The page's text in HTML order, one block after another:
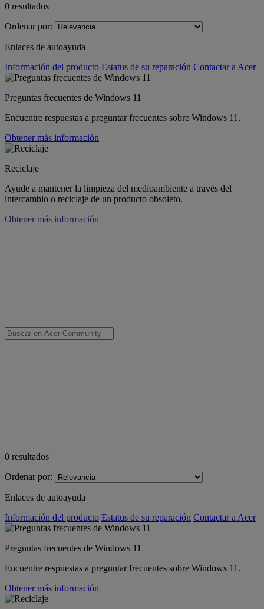
0 resultados
Ordenar por:
Enlaces de autoayuda
Información del producto Estatus de su reparación Contactar a Acer
Preguntas frecuentes de Windows 11
Encuentre respuestas a preguntar frecuentes sobre Windows 11.
Obtener más información
Reciclaje
Ayude a mantener la limpieza del medioambiente a través del
intercambio o reciclaje de un producto obsoleto.
Obtener más información
0 resultados
Ordenar por:
Enlaces de autoayuda
Información del producto Estatus de su reparación Contactar a Acer
Preguntas frecuentes de Windows 11
Encuentre respuestas a preguntar frecuentes sobre Windows 11.
Obtener más información